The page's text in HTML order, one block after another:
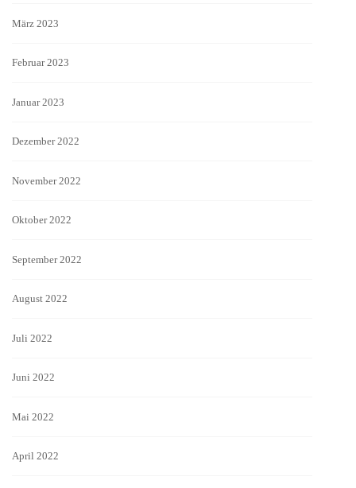
März 2023
Februar 2023
Januar 2023
Dezember 2022
November 2022
Oktober 2022
September 2022
August 2022
Juli 2022
Juni 2022
Mai 2022
April 2022